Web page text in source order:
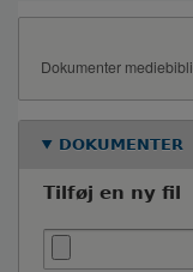
Dokumenter
DOKUMENTER
Tilføj en ny fil